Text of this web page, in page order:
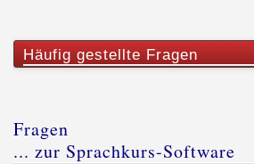
Häufig gestellte Fragen
Fragen
... zur Sprachkurs-Software